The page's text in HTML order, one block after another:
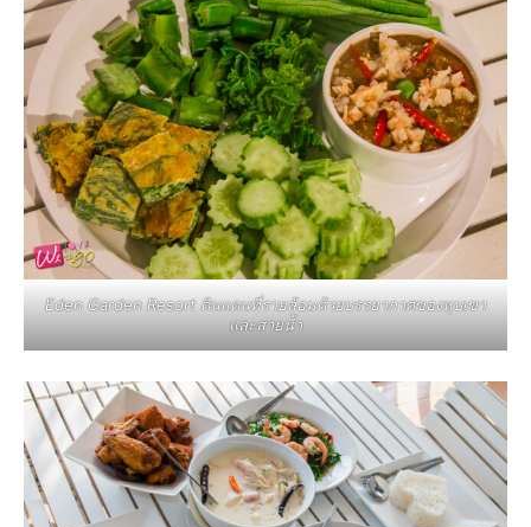
Eden Garden Resort ดินแดนที่รายล้อมด้วยบรรยากาศของหุบเขา
และสายน้ำ